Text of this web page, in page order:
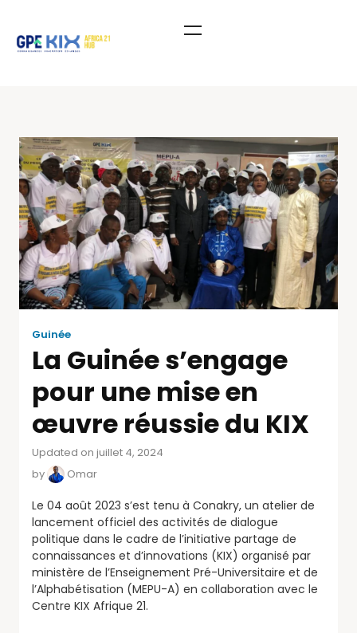
Guinée
La Guinée s’engage
pour une mise en
œuvre réussie du KIX
Updated on juillet 4, 2024
by
Omar
Le 04 août 2023 s’est tenu à Conakry, un atelier de
lancement officiel des activités de dialogue
politique dans le cadre de l’initiative partage de
connaissances et d’innovations (KIX) organisé par
ministère de l’Enseignement Pré-Universitaire et de
l’Alphabétisation (MEPU-A) en collaboration avec le
Centre KIX Afrique 21.